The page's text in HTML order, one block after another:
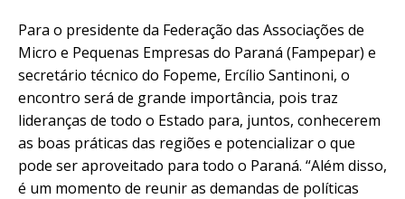
Para o presidente da Federação das Associações de
Micro e Pequenas Empresas do Paraná (Fampepar) e
secretário técnico do Fopeme, Ercílio Santinoni, o
encontro será de grande importância, pois traz
lideranças de todo o Estado para, juntos, conhecerem
as boas práticas das regiões e potencializar o que
pode ser aproveitado para todo o Paraná. “Além disso,
é um momento de reunir as demandas de políticas